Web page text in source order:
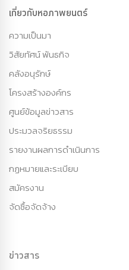
เกี่ยวกับหอภาพยนตร์
ความเป็นมา
วิสัยทัศน์ พันธกิจ
คลังอนุรักษ์
โครงสร้างองค์กร
ศูนย์ข้อมูลข่าวสาร
ประมวลจริยธรรม
รายงานผลการดำเนินการ
กฏหมายและระเบียบ
สมัครงาน
จัดซื้อจัดจ้าง
ข่าวสาร